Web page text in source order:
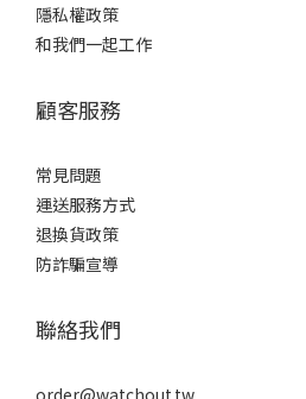
隱私權政策
和我們一起工作
顧客服務
常見問題
運送服務方式
退換貨政策
防詐騙宣導
聯絡我們
order@watchout.tw